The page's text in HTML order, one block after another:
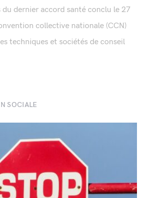
dernier accord santé conclu le 27
collective nationale (CCN)
techniques et sociétés de conseil
SOCIALE